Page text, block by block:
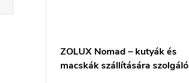
ZOLUX Nomad – kutyák és
macskák szállítására szolgáló